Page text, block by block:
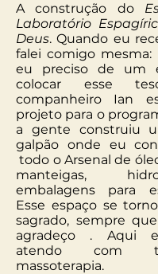
A construção do
Laboratório
Deus. Quando eu
falei comigo mesma:
eu preciso de um
colocar esse
companheiro Ian
projeto para o
a gente construiu
galpão onde eu
todo o Arsenal de
manteigas,
embalagens para
Esse espaço se
sagrado, sempre
agradeço . Aqui
atendo com
massoterapia.